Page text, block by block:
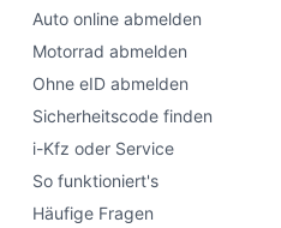
Auto online abmelden
Motorrad abmelden
Ohne eID abmelden
Sicherheitscode finden
i-Kfz oder Service
So funktioniert's
Häufige Fragen